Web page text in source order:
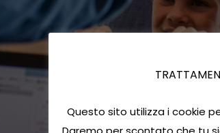
Questo sito utilizza i cookie